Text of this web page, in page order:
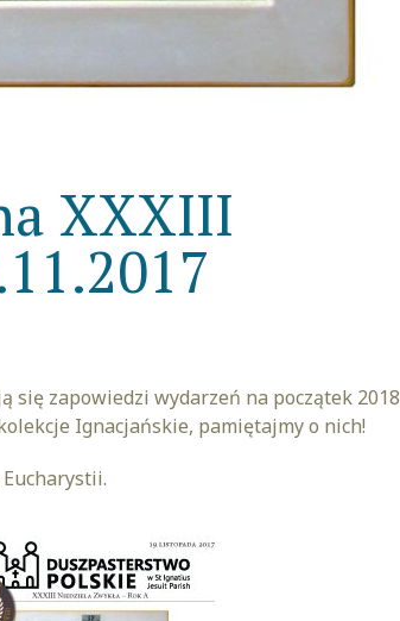
XXXIII
zapowiedzi wydarzeń na początek 2018
Ignacjańskie, pamiętajmy o nich!